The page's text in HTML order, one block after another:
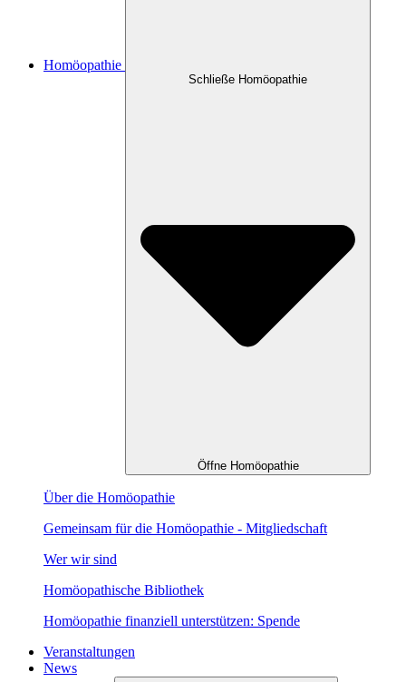
Homöopathie
Schließe Homöopathie
Öffne Homöopathie
Über die Homöopathie
Gemeinsam für die Homöopathie - Mitgliedschaft
Wer wir sind
Homöopathische Bibliothek
Homöopathie finanziell unterstützen: Spende
Veranstaltungen
News